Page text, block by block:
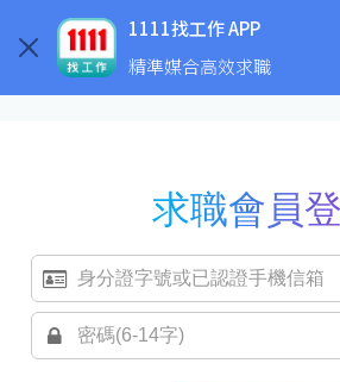
1111找工作 APP
精準媒合高效求職
求職會員